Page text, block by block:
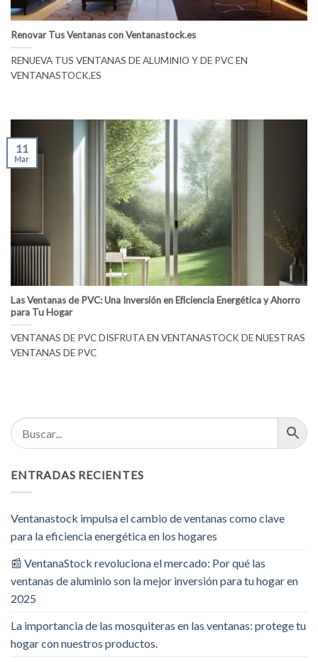
Renovar Tus Ventanas con Ventanastock.es
RENUEVA TUS VENTANAS DE ALUMINIO Y DE PVC EN
VENTANASTOCK.ES
Las Ventanas de PVC: Una Inversión en Eficiencia Energética y Ahorro
para Tu Hogar
VENTANAS DE PVC DISFRUTA EN VENTANASTOCK DE NUESTRAS
VENTANAS DE PVC
11
Mar
ENTRADAS RECIENTES
Ventanastock impulsa el cambio de ventanas como clave
para la eficiencia energética en los hogares
📰 VentanaStock revoluciona el mercado: Por qué las
ventanas de aluminio son la mejor inversión para tu hogar en
2025
La importancia de las mosquiteras en las ventanas: protege tu
hogar con nuestros productos.